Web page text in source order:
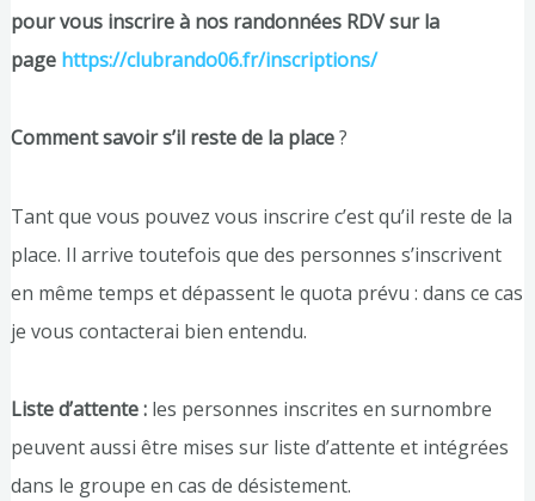
pour vous inscrire à nos randonnées RDV sur la
page https://clubrando06.fr/inscriptions/
Comment savoir s’il reste de la place?
Tant que vous pouvez vous inscrire c’est qu’il reste de la
place. Il arrive toutefois que des personnes s’inscrivent
en même temps et dépassent le quota prévu : dans ce cas
je vous contacterai bien entendu.
Liste d’attente :les personnes inscrites en surnombre
peuvent aussi être mises sur liste d’attente et intégrées
dans le groupe en cas de désistement.